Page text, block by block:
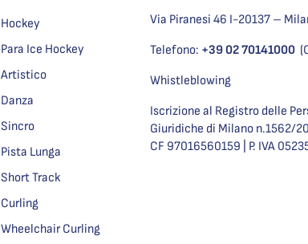
Hockey
Para Ice Hockey
Artistico
Danza
Sincro
Pista Lunga
Short Track
Curling
Wheelchair Curling
Via Piranesi 46 I-20137 –
Telefono: +39 02 70141000
Whistleblowing
Iscrizione al Registro delle
Giuridiche di Milano n.1562/
CF 97016560159 | P. IVA